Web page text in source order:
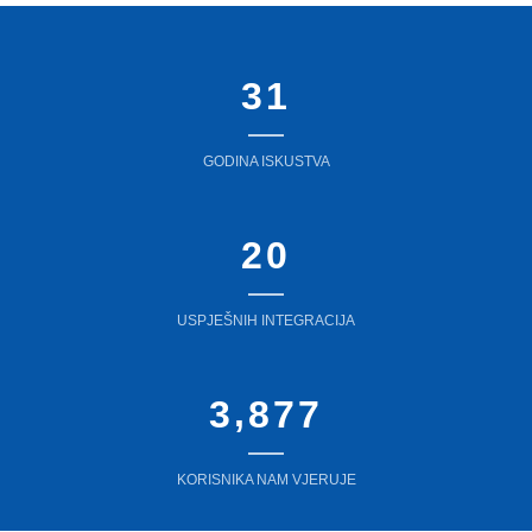
31
GODINA ISKUSTVA
20
USPJEŠNIH INTEGRACIJA
3,877
KORISNIKA NAM VJERUJE